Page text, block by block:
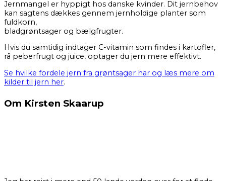
Jernmangel er hyppigt hos danske kvinder. Dit jernbehov
kan sagtens dækkes gennem jernholdige planter som
fuldkorn,
bladgrøntsager og bælgfrugter.
Hvis du samtidig indtager C-vitamin som findes i kartofler,
rå peberfrugt og juice, optager du jern mere effektivt.
Se hvilke fordele jern fra grøntsager har og læs mere om
kilder til jern her.
Om Kirsten Skaarup